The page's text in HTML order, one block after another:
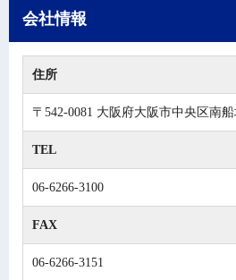
会社情報
住所
〒542-0081 大阪府大阪市中央区南
TEL
06-6266-3100
FAX
06-6266-3151